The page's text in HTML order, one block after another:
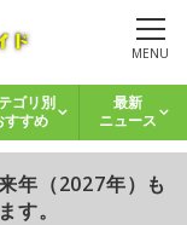
MENU
ゴリ別
すすめ
最新
ニュース
年（2027年）も
す。